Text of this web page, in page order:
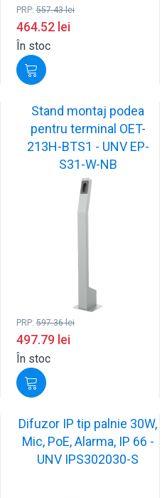
PRP: 557.43lei
464.52 lei
În stoc
Stand montaj podea
pentru terminal OET-
213H-BTS1 - UNV EP-
S31-W-NB
PRP: 597.36lei
497.79 lei
În stoc
Difuzor IP tip palnie 30W,
Mic, PoE, Alarma, IP 66 -
UNV IPS302030-S